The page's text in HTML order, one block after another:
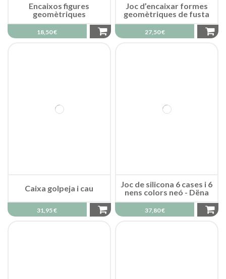
Encaixos figures
geomètriques
18,50 €
Joc d’encaixar formes
geomètriques de fusta
27,50 €
Caixa golpeja i cau
31,95 €
Joc de silicona 6 cases i 6
nens colors neó - Dëna
37,80 €